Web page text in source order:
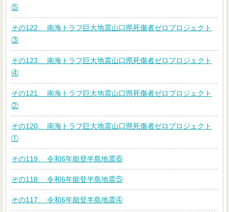
⑤
その122. 南海トラフ巨大地震山口県死傷者ゼロプロジェクト
③
その123. 南海トラフ巨大地震山口県死傷者ゼロプロジェクト
④
その121. 南海トラフ巨大地震山口県死傷者ゼロプロジェクト
②
その120. 南海トラフ巨大地震山口県死傷者ゼロプロジェクト
①
その119. 令和6年能登半島地震⑥
その118. 令和6年能登半島地震⑤
その117. 令和6年能登半島地震④